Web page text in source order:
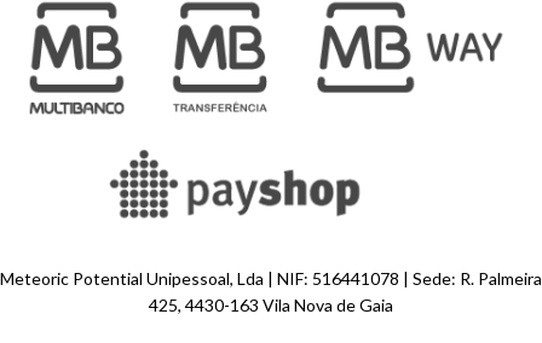
Meteoric Potential Unipessoal, Lda | NIF: 516441078 | Sede: R. Palmeira
425, 4430-163 Vila Nova de Gaia